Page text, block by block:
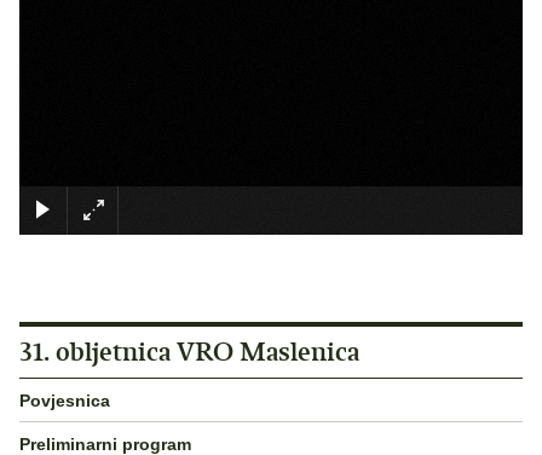
31. obljetnica VRO Maslenica
Povjesnica
Preliminarni program